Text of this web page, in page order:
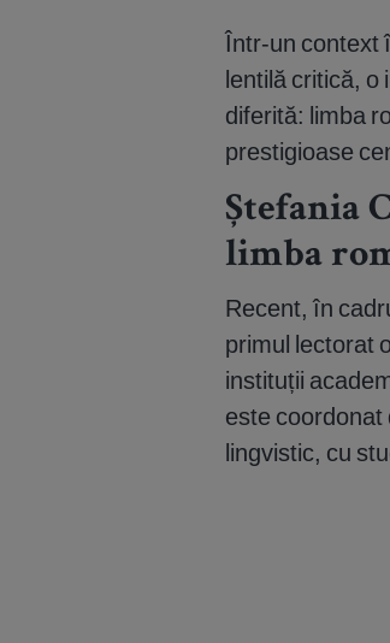
Într-un context
lentilă critică, o
diferită: limba
prestigioase
Ștefania
limba
Recent, în
primul lectorat
instituții
este coordonat
lingvistic, cu